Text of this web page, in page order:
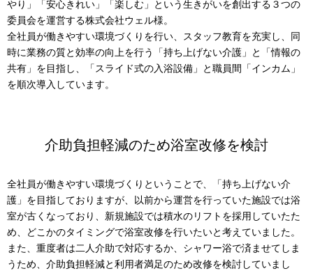
やり」「安心きれい」「楽しむ」という生きがいを創出する３つの
委員会を運営する株式会社ウェル様。
全社員が働きやすい環境づくりを行い、スタッフ教育を充実し、同
時に業務の質と効率の向上を行う「持ち上げない介護」と「情報の
共有」を目指し、「スライド式の入浴設備」と職員間「インカム」
を順次導入しています。
介助負担軽減のため浴室改修を検討
全社員が働きやすい環境づくりということで、「持ち上げない介
護」を目指しておりますが、以前から運営を行っていた施設では浴
室が古くなっており、新規施設では積水のリフトを採用していたた
め、どこかのタイミングで浴室改修を行いたいと考えていました。
また、重度者は二人介助で対応するか、シャワー浴で済ませてしま
うため、介助負担軽減と利用者満足のため改修を検討していまし